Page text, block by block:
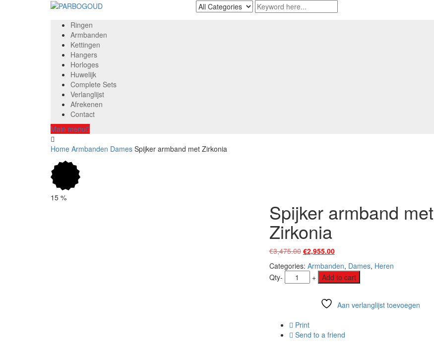
Ringen
Armbanden
Kettingen
Hangers
Horloges
Huwelijk
Complete Sets
Verlanglijst
Afrekenen
Contact
Main menu
Home Armbanden Dames Spijker armband met Zirkonia
15 %
Spijker armband met
Zirkonia
€3,475.00 Original
was:
€3,475.00.
€2,955.00Current
is:
€2,955.00.
Categories: Armbanden, Dames, Heren
Qty- + Add to cart
Aan verlanglijst toevoegen
Print
Send to a friend